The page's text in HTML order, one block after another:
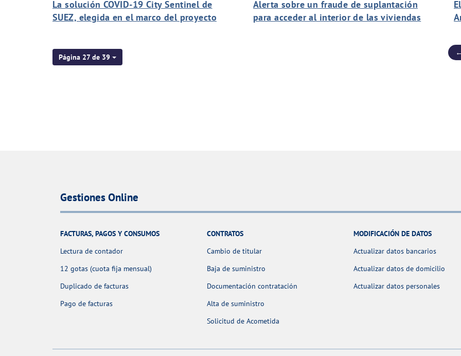
La solución COVID-19 City Sentinel de
SUEZ, elegida en el marco del proyecto
Alerta sobre un fraude de suplantación
para acceder al interior de las viviendas
Página 27 de 39
Gestiones Online
FACTURAS, PAGOS Y CONSUMOS
Lectura de contador
12 gotas (cuota fija mensual)
Duplicado de facturas
Pago de facturas
CONTRATOS
Cambio de titular
Baja de suministro
Documentación contratación
Alta de suministro
Solicitud de Acometida
MODIFICACIÓN DE DATOS
Actualizar datos bancarios
Actualizar datos de domicilio
Actualizar datos personales